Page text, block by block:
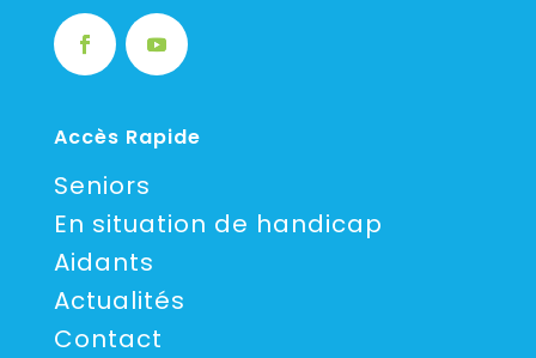
Accès Rapide
Seniors
En situation de handicap
Aidants
Actualités
Contact